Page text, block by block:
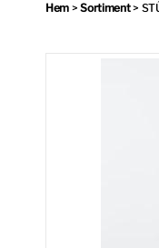
Hem >Sortiment>